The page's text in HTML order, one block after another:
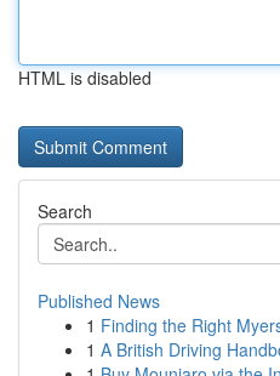
HTML is disabled
Search
Published News
1 Finding the Right
1 A British Driving